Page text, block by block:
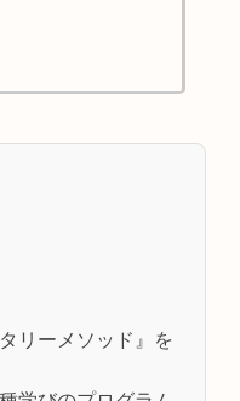
リーメソッド』を